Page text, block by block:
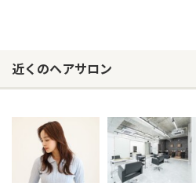
お問い合わせ
近くのヘアサロン